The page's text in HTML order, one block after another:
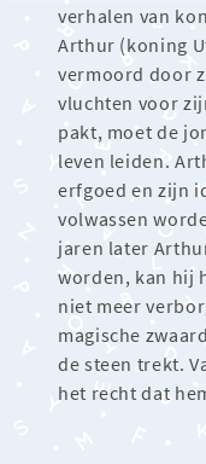
verhalen van
Arthur (koning
vermoord door
vluchten voor
pakt, moet de
leven leiden.
erfgoed en zijn
volwassen
jaren later
worden, kan hij
niet meer
magische
de steen trekt.
het recht dat